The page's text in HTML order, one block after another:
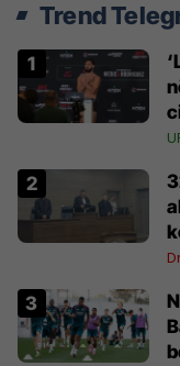
Trend